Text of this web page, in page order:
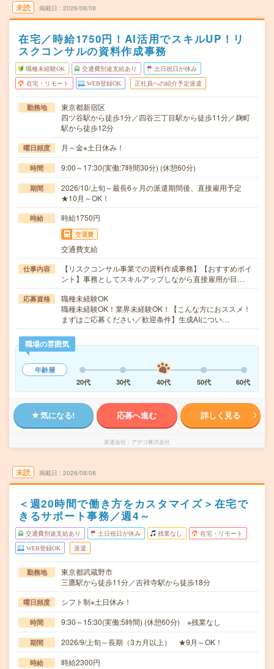
未読 掲載日 2026/08/08
在宅／時給1750円！AI活用でスキルUP！リ
スクコンサルの資料作成事務
職種未経験OK 交通費別途支給あり 土日祝日が休み
在宅・リモート WEB登録OK 正社員への紹介予定派遣
勤務地
東京都新宿区
四ツ谷駅から徒歩1分／四谷三丁目駅から徒歩11分／麹町
駅から徒歩12分
曜日頻度 月～金※土日休み！
時間 9:00～17:30(実働:7時間30分) (休憩60分)
期間
2026/10/上旬～最長6ヶ月の派遣期間後、直接雇用予定
★10月～OK！
時給 時給1750円
交通費
交通費支給
仕事内容
【リスクコンサル事業での資料作成事務】【おすすめポイ
ント】事務としてスキルアップしながら直接雇用が目…
応募資格
職種未経験OK
職種未経験OK！業界未経験OK！【こんな方におススメ！
まずはご応募ください／歓迎条件】生成AIについ…
職場の雰囲気
年齢層
20代
30代 40代 50代 60代
気になる! 応募へ進む 詳しく見る
派遣会社 アデコ株式会社
未読 掲載日 2026/08/08
＜週20時間で働き方をカスタマイズ＞在宅で
きるサポート事務／週4～
交通費別途支給あり 土日祝日が休み 残業なし 在宅・リモート
WEB登録OK 派遣
勤務地
東京都武蔵野市
三鷹駅から徒歩11分／吉祥寺駅から徒歩18分
曜日頻度 シフト制※土日休み！
時間 9:30～15:30(実働:5時間) (休憩60分) ※残業なし
期間 2026/9/上旬～長期（3カ月以上） ★9月～OK！
時給 時給2300円